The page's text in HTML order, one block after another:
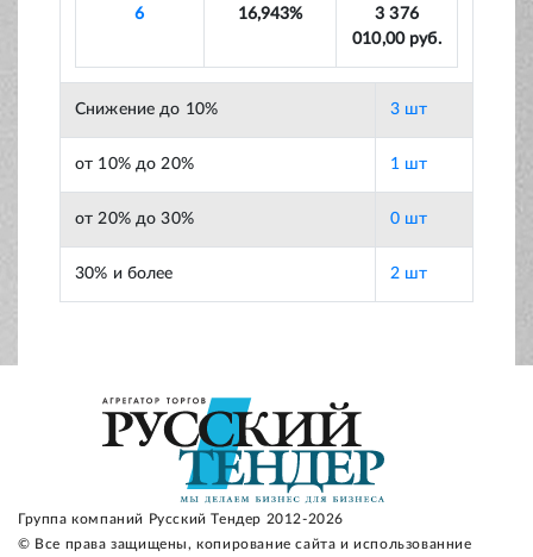
6
16,943%
3 376
010,00 руб.
Снижение до 10% 3 шт
от 10% до 20% 1 шт
от 20% до 30% 0 шт
30% и более 2 шт
Группа компаний Русский Тендер 2012-2026
© Все права защищены, копирование сайта и использованние